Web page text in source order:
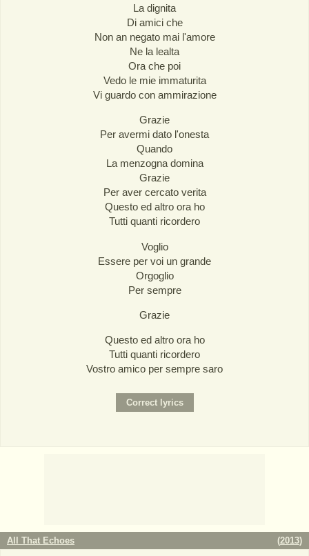
La dignita
Di amici che
Non an negato mai l'amore
Ne la lealta
Ora che poi
Vedo le mie immaturita
Vi guardo con ammirazione
Grazie
Per avermi dato l'onesta
Quando
La menzogna domina
Grazie
Per aver cercato verita
Questo ed altro ora ho
Tutti quanti ricordero
Voglio
Essere per voi un grande
Orgoglio
Per sempre
Grazie
Questo ed altro ora ho
Tutti quanti ricordero
Vostro amico per sempre saro
All That Echoes (2013)